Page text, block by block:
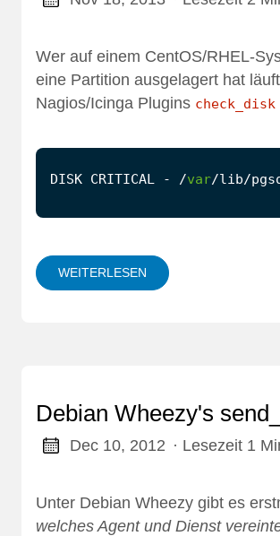
Wer auf einem CentOS/RHEL-
eine Partition ausgelagert hat
Nagios/Icinga Plugins check_disk
DISK CRITICAL - /var/lib/
WEITERLESEN
Debian Wheezy's
Dec 10, 2012 · Lesezeit 1
Unter Debian Wheezy gibt es
welches Agent und Dienst